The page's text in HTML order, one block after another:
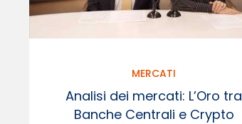
MERCATI
Analisi dei mercati: L’Oro tra
Banche Centrali e Crypto